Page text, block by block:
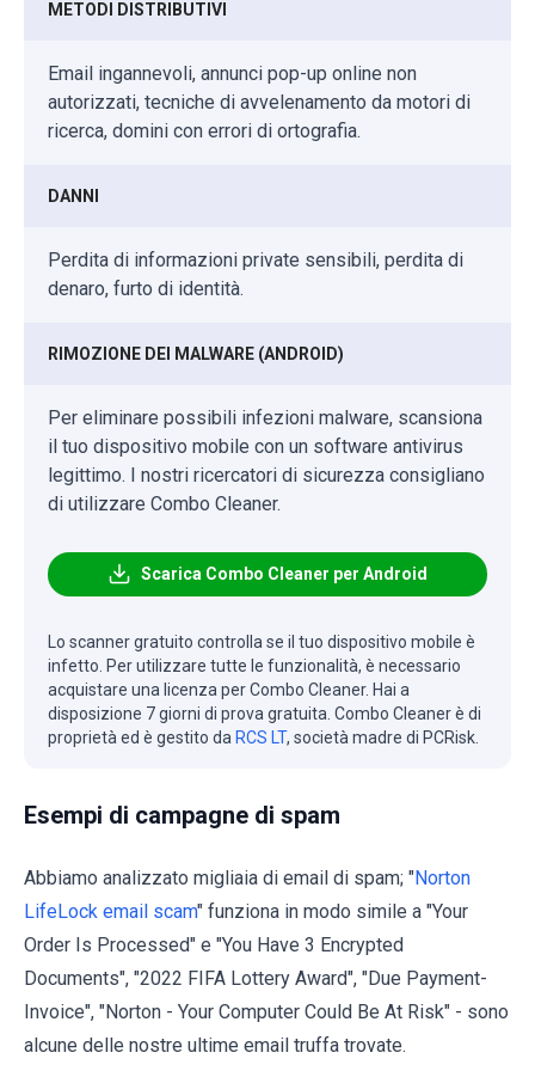
METODI DISTRIBUTIVI
Email ingannevoli, annunci pop-up online non
autorizzati, tecniche di avvelenamento da motori di
ricerca, domini con errori di ortografia.
DANNI
Perdita di informazioni private sensibili, perdita di
denaro, furto di identità.
RIMOZIONE DEI MALWARE (ANDROID)
Per eliminare possibili infezioni malware, scansiona
il tuo dispositivo mobile con un software antivirus
legittimo. I nostri ricercatori di sicurezza consigliano
di utilizzare Combo Cleaner.
Scarica Combo Cleaner per Android
Lo scanner gratuito controlla se il tuo dispositivo mobile è
infetto. Per utilizzare tutte le funzionalità, è necessario
acquistare una licenza per Combo Cleaner. Hai a
disposizione 7 giorni di prova gratuita. Combo Cleaner è di
proprietà ed è gestito da RCS LT, società madre di PCRisk.
Esempi di campagne di spam
Abbiamo analizzato migliaia di email di spam; "Norton
LifeLock email scam" funziona in modo simile a "Your
Order Is Processed" e "You Have 3 Encrypted
Documents", "2022 FIFA Lottery Award", "Due Payment-
Invoice", "Norton - Your Computer Could Be At Risk" - sono
alcune delle nostre ultime email truffa trovate.